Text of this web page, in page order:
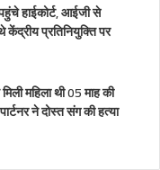
हाईकोर्ट, आईजी से
प्रतिनियुक्ति पर
महिला थी 05 माह की
ने दोस्त संग की हत्या